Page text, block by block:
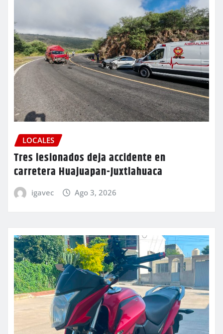
LOCALES
Tres lesionados deja accidente en
carretera Huajuapan-Juxtlahuaca
igavec Ago 3, 2026